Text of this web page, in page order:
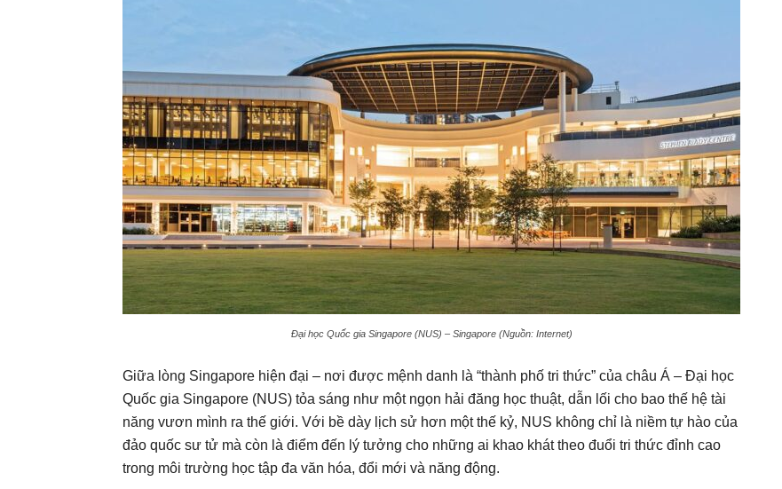
Đại học Quốc gia Singapore (NUS) – Singapore (Nguồn: Internet)
Giữa lòng Singapore hiện đại – nơi được mệnh danh là “thành phố tri thức” của châu Á – Đại học
Quốc gia Singapore (NUS) tỏa sáng như một ngọn hải đăng học thuật, dẫn lối cho bao thế hệ tài
năng vươn mình ra thế giới. Với bề dày lịch sử hơn một thế kỷ, NUS không chỉ là niềm tự hào của
đảo quốc sư tử mà còn là điểm đến lý tưởng cho những ai khao khát theo đuổi tri thức đỉnh cao
trong môi trường học tập đa văn hóa, đổi mới và năng động.